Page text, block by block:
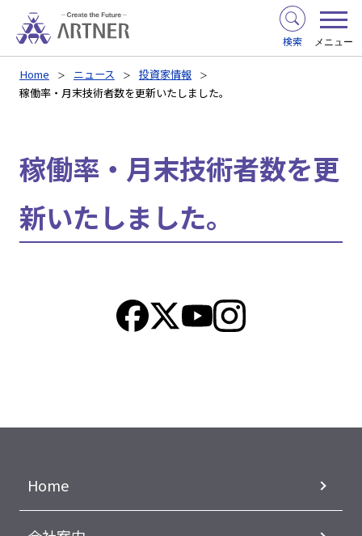
検索 メニュー
Home ニュース
投資家情報
稼働率・月末技術者数を更新いたしました。
稼働率・月末技術者数を更
新いたしました。
Home